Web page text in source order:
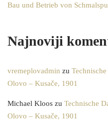
Bau und Betrieb von
Najnoviji
vremeplovadmin zu
Olovo – Kusače, 1901
Michael Kloos zu Technische
Olovo – Kusače, 1901